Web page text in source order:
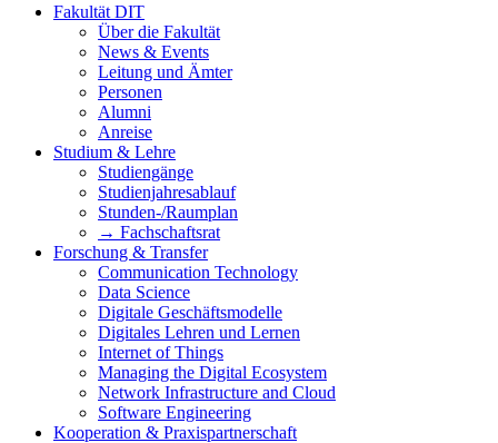
Fakultät DIT
Über die Fakultät
News & Events
Leitung und Ämter
Personen
Alumni
Anreise
Studium & Lehre
Studiengänge
Studienjahresablauf
Stunden-/Raumplan
→ Fachschaftsrat
Forschung & Transfer
Communication Technology
Data Science
Digitale Geschäftsmodelle
Digitales Lehren und Lernen
Internet of Things
Managing the Digital Ecosystem
Network Infrastructure and Cloud
Software Engineering
Kooperation & Praxispartnerschaft